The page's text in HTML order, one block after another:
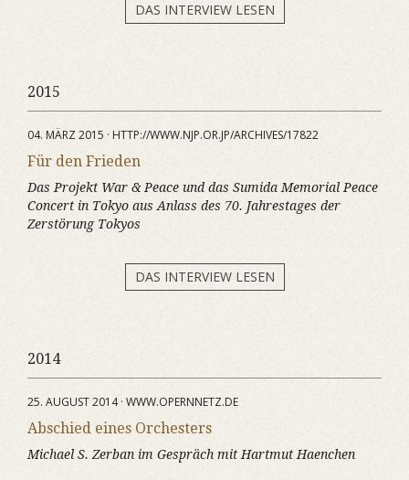
DAS INTERVIEW LESEN
2015
04. MÄRZ 2015 · HTTP://WWW.NJP.OR.JP/ARCHIVES/17822
Für den Frieden
Das Projekt War & Peace und das Sumida Memorial Peace
Concert in Tokyo aus Anlass des 70. Jahrestages der
Zerstörung Tokyos
DAS INTERVIEW LESEN
2014
25. AUGUST 2014 · WWW.OPERNNETZ.DE
Abschied eines Orchesters
Michael S. Zerban im Gespräch mit Hartmut Haenchen